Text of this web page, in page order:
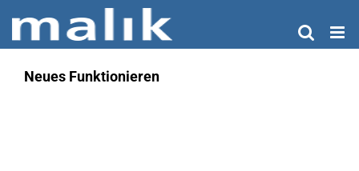
Inhalt
springen
Neues Funktionieren